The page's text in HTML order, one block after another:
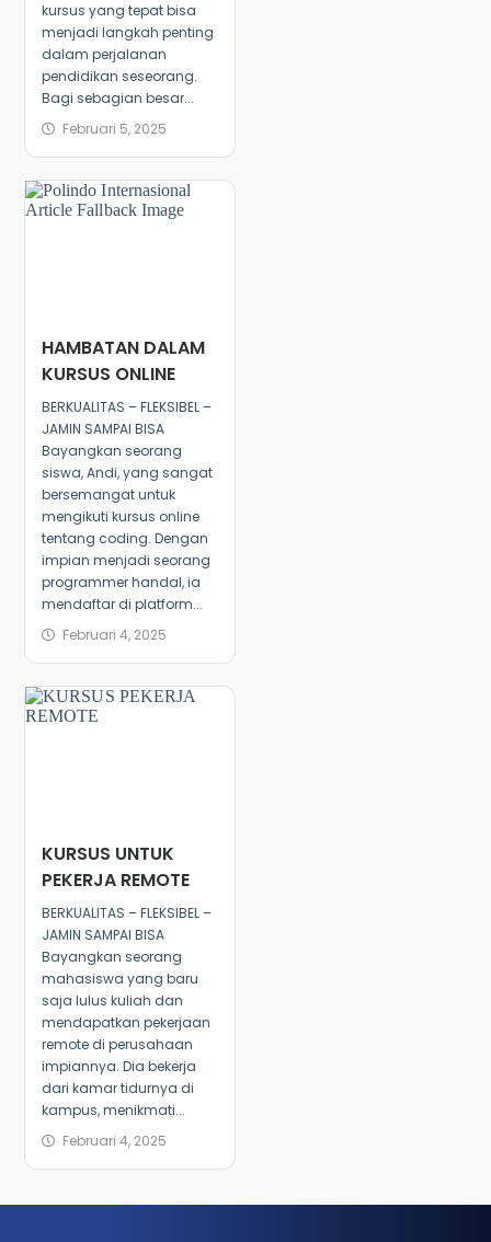
kursus yang tepat bisa
menjadi langkah penting
dalam perjalanan
pendidikan seseorang.
Bagi sebagian besar...
Februari 5, 2025
HAMBATAN DALAM
KURSUS ONLINE
BERKUALITAS – FLEKSIBEL –
JAMIN SAMPAI BISA
Bayangkan seorang
siswa, Andi, yang sangat
bersemangat untuk
mengikuti kursus online
tentang coding. Dengan
impian menjadi seorang
programmer handal, ia
mendaftar di platform...
Februari 4, 2025
KURSUS UNTUK
PEKERJA REMOTE
BERKUALITAS – FLEKSIBEL –
JAMIN SAMPAI BISA
Bayangkan seorang
mahasiswa yang baru
saja lulus kuliah dan
mendapatkan pekerjaan
remote di perusahaan
impiannya. Dia bekerja
dari kamar tidurnya di
kampus, menikmati...
Februari 4, 2025